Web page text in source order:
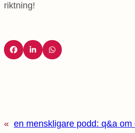
riktning!
« en menskligare podd: q&a om